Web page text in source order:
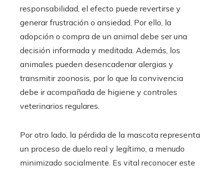
responsabilidad, el efecto puede revertirse y
generar frustración o ansiedad. Por ello, la
adopción o compra de un animal debe ser una
decisión informada y meditada. Además, los
animales pueden desencadenar alergias y
transmitir zoonosis, por lo que la convivencia
debe ir acompañada de higiene y controles
veterinarios regulares.
Por otro lado, la pérdida de la mascota representa
un proceso de duelo real y legítimo, a menudo
minimizado socialmente. Es vital reconocer este